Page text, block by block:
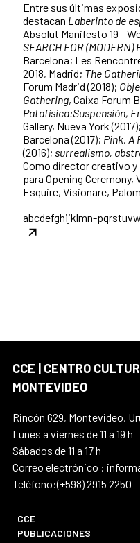
Entre sus últimas
destacan Laberinto de
Absolut Manifesto 19 -
SEARCH FOR (MODERN)
Barcelona; Les
2018, Madrid; The
Forum Madrid (2018);
Gathering, Caixa Forum
Patafísica:Suspensión,
Gallery, Nueva York (2017);
Barcelona (2017); Pink. A
(2016); surrealismo,
Como director creativo
para Opening Ceremony,
Esquire, Visionare,
abcdefghijklmn-
CCE | CENTRO
MONTEVIDEO
Rincón 629, Montevideo,
Lunes a viernes de 11 a 19 h
Sábados de 11 a 17 h
Correo electrónico :
Teléfono:(+598) 2915 2250
CCE
PUBLICACIONES